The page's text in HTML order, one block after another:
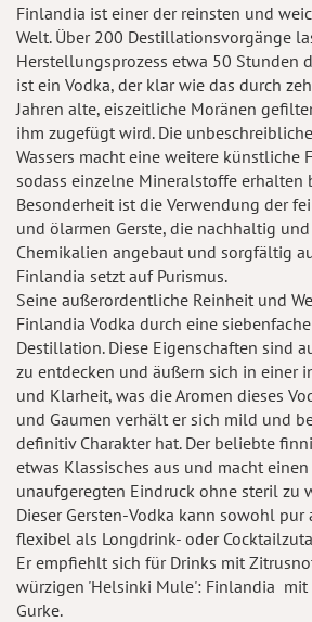
Finlandia ist einer der reinsten und
Welt. Über 200 Destillationsvorgänge
Herstellungsprozess etwa 50 Stunden
ist ein Vodka, der klar wie das durch
Jahren alte, eiszeitliche Moränen
ihm zugefügt wird. Die
Wassers macht eine weitere künstliche
sodass einzelne Mineralstoffe erhalten
Besonderheit ist die Verwendung der
und ölarmen Gerste, die nachhaltig
Chemikalien angebaut und sorgfältig
Finlandia setzt auf Purismus.
Seine außerordentliche Reinheit und
Finlandia Vodka durch eine
Destillation. Diese Eigenschaften sind
zu entdecken und äußern sich in einer
und Klarheit, was die Aromen dieses
und Gaumen verhält er sich mild und
definitiv Charakter hat. Der beliebte
etwas Klassisches aus und macht
unaufgeregten Eindruck ohne steril zu
Dieser Gersten-Vodka kann sowohl pur
flexibel als Longdrink- oder
Er empfiehlt sich für Drinks mit
würzigen 'Helsinki Mule': Finlandia mit
Gurke.